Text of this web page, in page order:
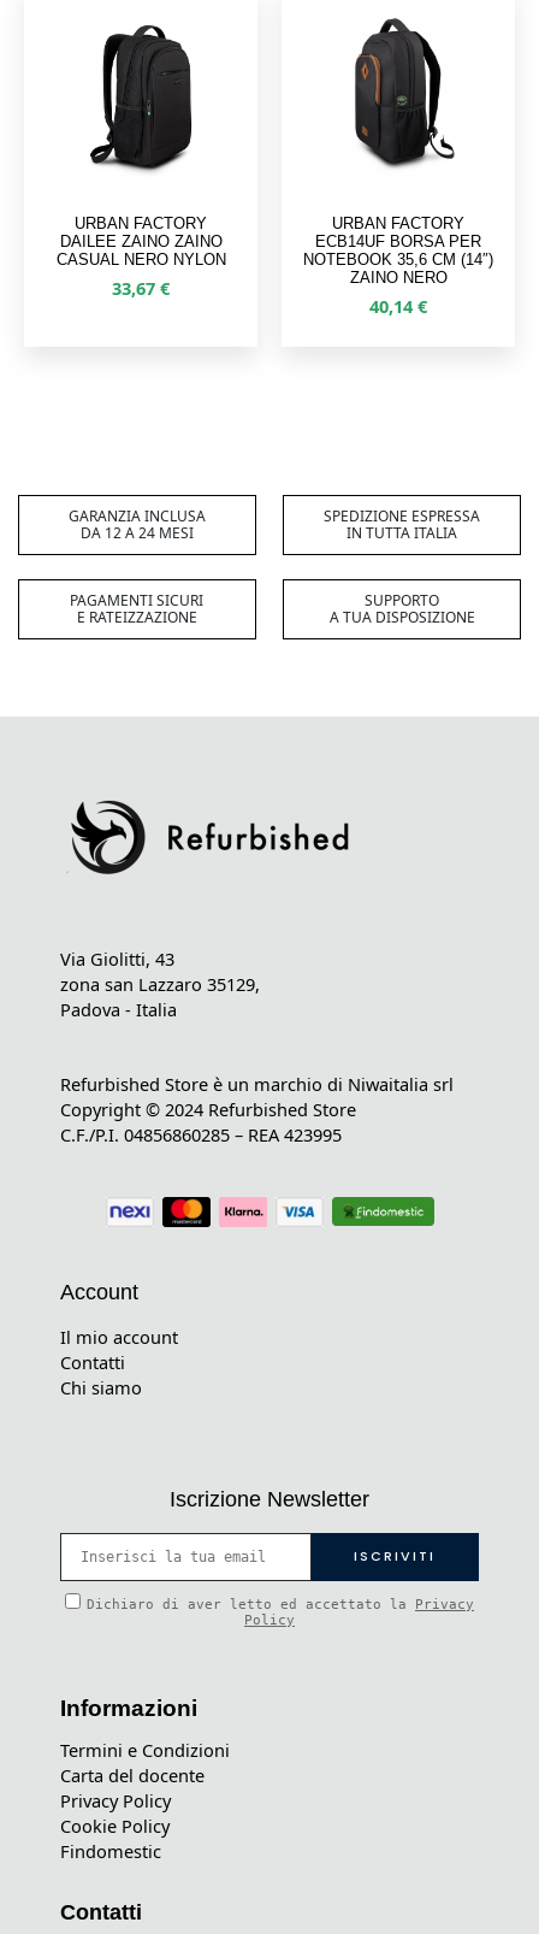
URBAN FACTORY
DAILEE ZAINO ZAINO
CASUAL NERO NYLON
33,67 €
URBAN FACTORY
ECB14UF BORSA PER
NOTEBOOK 35,6 CM (14″)
ZAINO NERO
40,14 €
GARANZIA INCLUSA
DA 12 A 24 MESI
SPEDIZIONE ESPRESSA
IN TUTTA ITALIA
PAGAMENTI SICURI
E RATEIZZAZIONE
SUPPORTO
A TUA DISPOSIZIONE
Via Giolitti, 43
zona san Lazzaro 35129,
Padova - Italia
Refurbished Store è un marchio di Niwaitalia srl
Copyright © 2024 Refurbished Store
C.F./P.I. 04856860285 – REA 423995
Account
Il mio account
Contatti
Chi siamo
Iscrizione Newsletter
Dichiaro di aver letto ed accettato la Privacy
Policy
Informazioni
Termini e Condizioni
Carta del docente
Privacy Policy
Cookie Policy
Findomestic
Contatti